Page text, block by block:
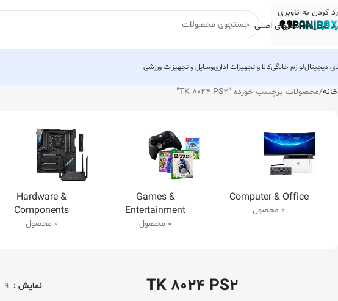
رد کردن به ناوبری
رد کردن به محتوای اصلی
دیجیتاللوازم خانگیکالا و تجهیزات اداریوسایل و تجهیزات ورزشی
خانه محصولات برچسب خورده “TK 8024 PS2”
Computer & Office
0 محصول
Games &
Entertainment
0 محصول
Hardware &
Components
0 محصول
TK 8024 PS2 نمایش 9